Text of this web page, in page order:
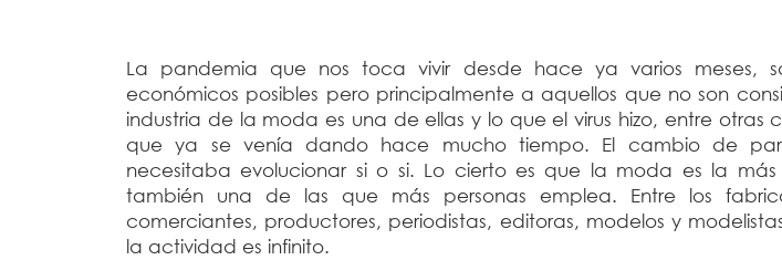
La pandemia que nos toca vivir desde hace ya varios meses,
económicos posibles pero principalmente a aquellos que no son
industria de la moda es una de ellas y lo que el virus hizo, entre otras
que ya se venía dando hace mucho tiempo. El cambio de
necesitaba evolucionar si o si. Lo cierto es que la moda es la
también una de las que más personas emplea. Entre los
comerciantes, productores, periodistas, editoras, modelos y
la actividad es infinito.